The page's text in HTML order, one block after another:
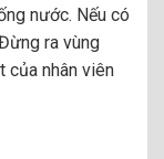
nước. Nếu có
ra vùng
của nhân viên